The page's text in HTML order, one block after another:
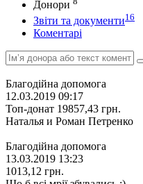
Донори
Звіти та документи16
Коментарі
Благодійна допомога
12.03.2019 09:17
Топ-донат 19857,43 грн.
Наталья и Роман Петренко
Благодійна допомога
13.03.2019 13:23
1013,12 грн.